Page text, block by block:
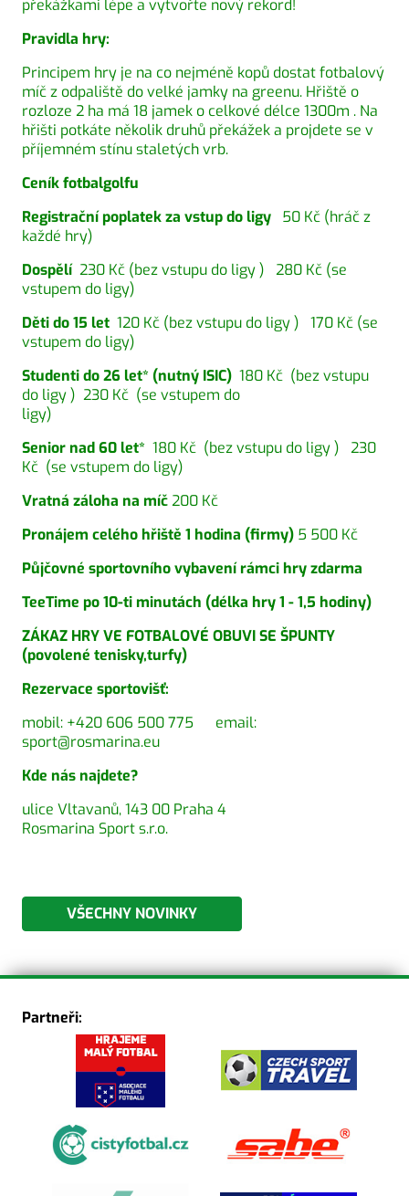
překážkami lépe a vytvořte nový rekord!
Pravidla hry:
Principem hry je na co nejméně kopů dostat fotbalový
míč z odpaliště do velké jamky na greenu. Hřiště o
rozloze 2 ha má 18 jamek o celkové délce 1300m . Na
hřišti potkáte několik druhů překážek a projdete se v
příjemném stínu staletých vrb.
Ceník fotbalgolfu
Registrační poplatek za vstup do ligy 50 Kč (hráč z
každé hry)
Dospělí230 Kč (bez vstupu do ligy ) 280 Kč (se
vstupem do ligy)
Děti do 15 let 120 Kč (bez vstupu do ligy ) 170 Kč (se
vstupem do ligy)
Studenti do 26 let* (nutný ISIC) 180 Kč (bez vstupu
do ligy ) 230 Kč (se vstupem do
ligy)
Senior nad 60 let* 180 Kč (bez vstupu do ligy ) 230
Kč (se vstupem do ligy)
Vratná záloha na míč200 Kč
Pronájem celého hřiště 1 hodina (firmy) 5 500 Kč
Půjčovné sportovního vybavení rámci hry zdarma
TeeTime po 10-ti minutách (délka hry 1 - 1,5 hodiny)
ZÁKAZ HRY VE FOTBALOVÉ OBUVI SE ŠPUNTY
(povolené tenisky,turfy)
Rezervace sportovišť:
mobil: +420 606 500 775 email:
sport@rosmarina.eu
Kde nás najdete?
ulice Vltavanů, 143 00 Praha 4
Rosmarina Sport s.r.o.
VŠECHNY NOVINKY
Partneři: